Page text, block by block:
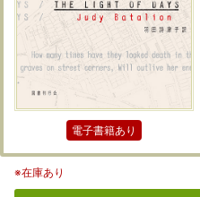
電子書籍あり
※在庫あり